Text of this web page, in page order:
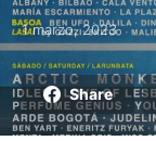
Posted on
1 marzo, 2023
Share